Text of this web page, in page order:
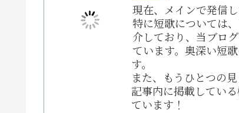
現在、メインで発信
特に短歌については
介しており、当ブロ
ています。奥深い短
す。
また、もうひとつの
記事内に掲載してい
ています！